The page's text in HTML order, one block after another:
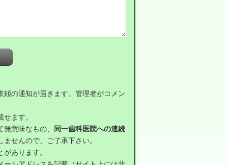
の通知が届きます。管理者がコメン
ます。
意味なもの、
同一歯科医院への連続
せんので、ご了承下さい。
あります。